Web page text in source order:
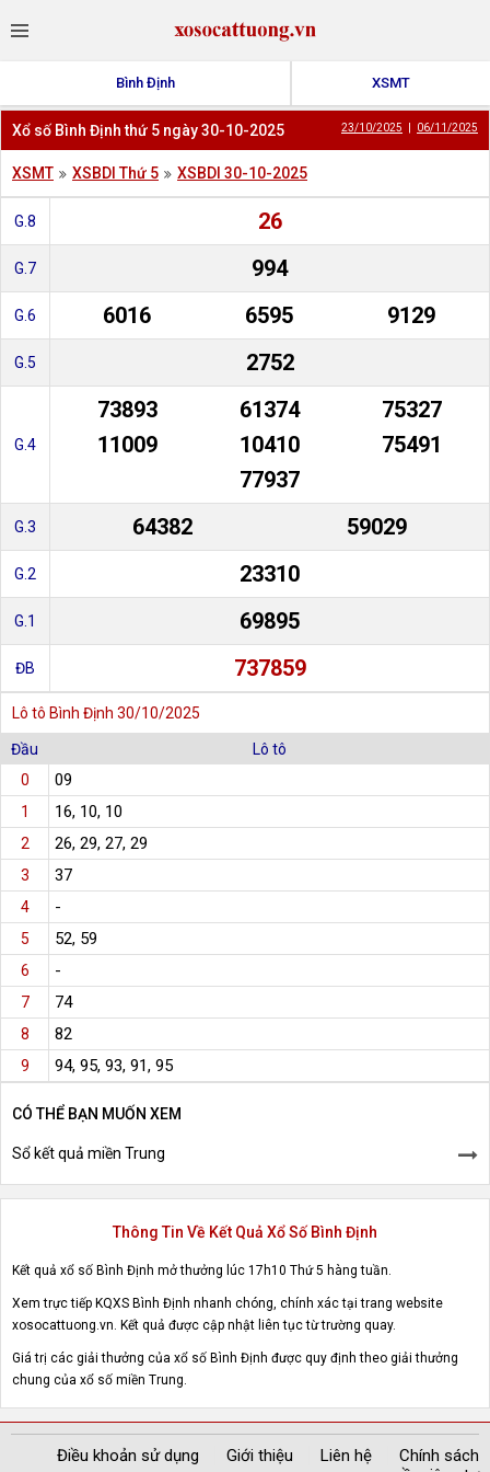
Bình Định XSMT
Xổ số Bình Định thứ 5 ngày 30-10-2025 23/10/2025 06/11/2025
XSMT XSBDI Thứ 5 XSBDI 30-10-2025
G.8 26
G.7 994
G.6 6016 6595 9129
G.5 2752
G.4
73893 61374
75327
11009
10410
75491
77937
G.3 64382 59029
G.2 23310
G.1 69895
ĐB 737859
Lô tô Bình Định 30/10/2025
Đầu
Lô tô
0
09
1 16, 10, 10
2 26, 29, 27, 29
3 37
4 -
5 52, 59
6 -
7 74
8 82
9 94, 95, 93, 91, 95
CÓ THỂ BẠN MUỐN XEM
Sổ kết quả miền Trung
Thông Tin Về Kết Quả Xổ Số Bình Định
Kết quả xổ số Bình Định mở thưởng lúc 17h10 Thứ 5 hàng tuần.
Xem trực tiếp KQXS Bình Định nhanh chóng, chính xác tại trang website
xosocattuong.vn. Kết quả được cập nhật liên tục từ trường quay.
Giá trị các giải thưởng của xổ số Bình Định được quy định theo giải thưởng
chung của xổ số miền Trung.
Điều khoản sử dụng Giới thiệu Liên hệ
Chính sách